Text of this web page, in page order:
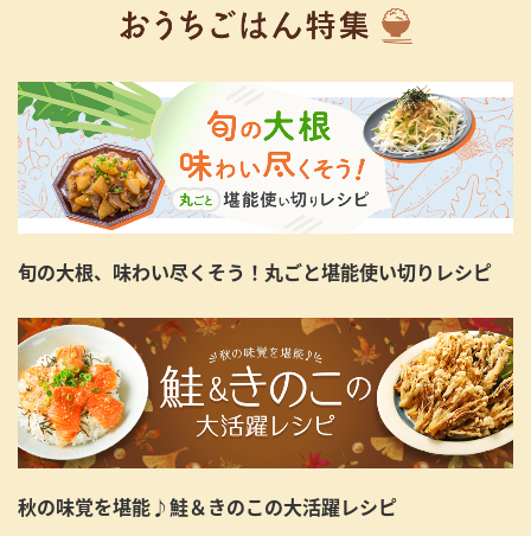
旬の大根、味わい尽くそう！丸ごと堪能使い切りレシピ
秋の味覚を堪能♪鮭＆きのこの大活躍レシピ